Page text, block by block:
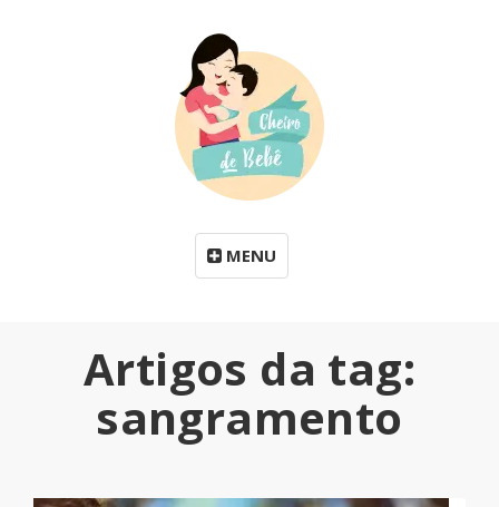
MENU
Artigos da tag:
sangramento